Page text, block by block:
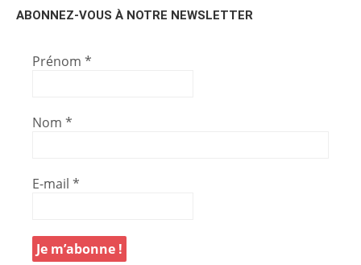
ABONNEZ-VOUS À NOTRE NEWSLETTER
Prénom *
Nom *
E-mail *